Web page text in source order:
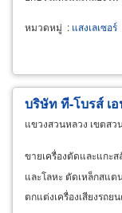
หมวดหมู่ : แสงเลเซอร์
บริษัท ที-โบรส์ เ
แขวงสวนหลวง เขตสว
ขายเครื่องตัดและแกะส
และโลหะ ตัดเหล็กสแ
ตกแต่งเครื่องเสียงรถย